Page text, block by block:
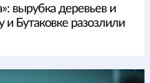
вырубка деревьев и
Бутаковке разозлили